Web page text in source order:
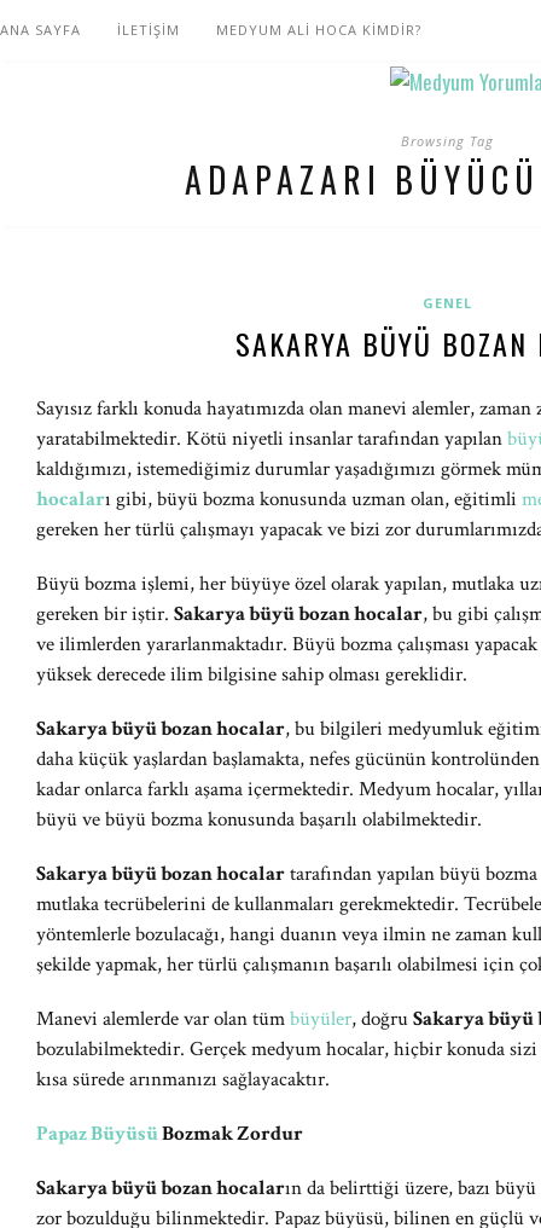
ANA SAYFA İLETİŞİM MEDYUM ALİ HOCA KİMDİR?
Browsing Tag
ADAPAZARI
GENEL
SAKARYA BÜYÜ BOZAN
Sayısız farklı konuda hayatımızda olan manevi alemler,
yaratabilmektedir. Kötü niyetli insanlar tarafından yapılan
kaldığımızı, istemediğimiz durumlar yaşadığımızı görmek
hocaları gibi, büyü bozma konusunda uzman olan, eğitimli
gereken her türlü çalışmayı yapacak ve bizi zor
Büyü bozma işlemi, her büyüye özel olarak yapılan, mutlaka
gereken bir iştir. Sakarya büyü bozan hocalar, bu gibi
ve ilimlerden yararlanmaktadır. Büyü bozma çalışması
yüksek derecede ilim bilgisine sahip olması gereklidir.
Sakarya büyü bozan hocalar, bu bilgileri medyumluk
daha küçük yaşlardan başlamakta, nefes gücünün
kadar onlarca farklı aşama içermektedir. Medyum hocalar,
büyü ve büyü bozma konusunda başarılı olabilmektedir.
Sakarya büyü bozan hocalartarafından yapılan büyü
mutlaka tecrübelerini de kullanmaları gerekmektedir.
yöntemlerle bozulacağı, hangi duanın veya ilmin ne zaman
şekilde yapmak, her türlü çalışmanın başarılı olabilmesi için
Manevi alemlerde var olan tümbüyüler, doğruSakarya büyü
bozulabilmektedir. Gerçek medyum hocalar, hiçbir konuda
kısa sürede arınmanızı sağlayacaktır.
Papaz BüyüsüBozmak Zordur
Sakarya büyü bozan hocaların da belirttiği üzere, bazı büyü
zor bozulduğu bilinmektedir. Papaz büyüsü, bilinen en güçlü